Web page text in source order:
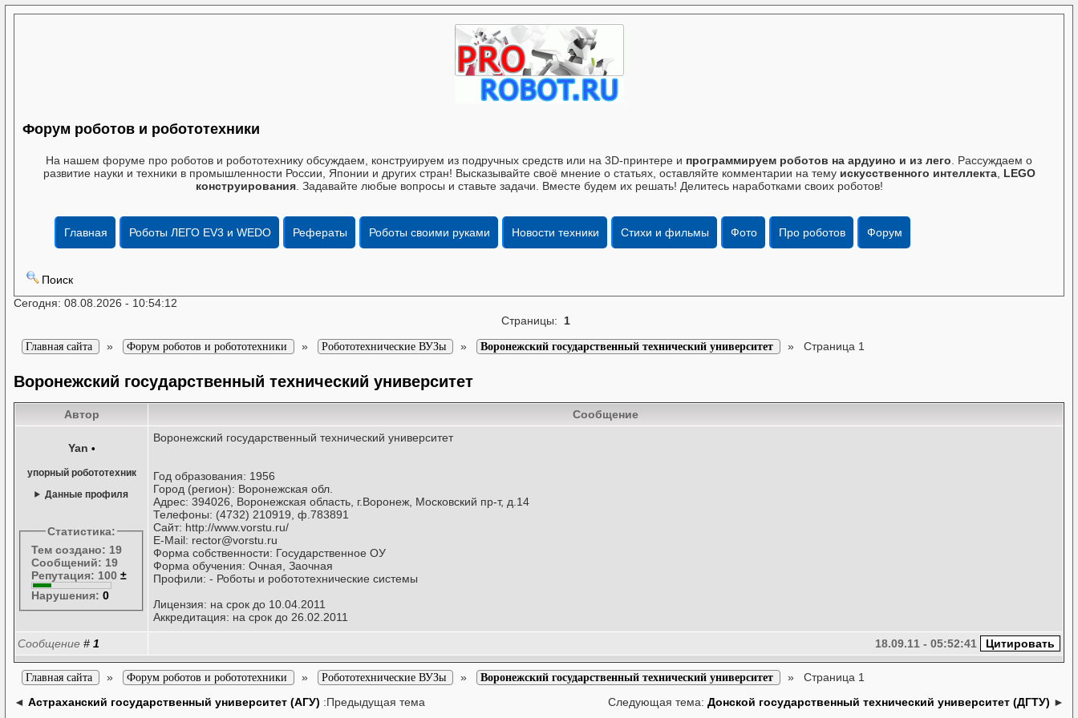
Форум роботов и робототехники
На нашем форуме про роботов и робототехнику обсуждаем, конструируем из подручных средств или на 3D-принтере и программируем роботов на ардуино и из лего . Рассуждаем о
развитие науки и техники в промышленности России, Японии и других стран! Высказывайте своё мнение о статьях, оставляйте комментарии на тему искусственного интеллекта, LEGO
конструирования. Задавайте любые вопросы и ставьте задачи. Вместе будем их решать! Делитесь наработками своих роботов!
Главная Роботы ЛЕГО EV3 и WEDO Рефераты Роботы своими руками Новости техники Стихи и фильмы Фото Про роботов Форум
Поиск
Сегодня: 08.08.2026 - 10:54:12
Страницы: 1
Главная сайта » Форум роботов и робототехники » Робототехнические ВУЗы » Воронежский государственный технический университет » Страница 1
Воронежский государственный технический университет
Автор Сообщение
Yan •
упорный робототехник
Данные профиля
Статистика:
Тем создано: 19
Сообщений: 19
Репутация: 100 ±
Нарушения: 0
Воронежский государственный технический университет
Год образования: 1956
Город (регион): Воронежская обл.
Адрес: 394026, Воронежская область, г.Воронеж, Московский пр-т, д.14
Телефоны: (4732) 210919, ф.783891
Сайт: http://www.vorstu.ru/
E-Mail: rector@vorstu.ru
Форма собственности: Государственное ОУ
Форма обучения: Очная, Заочная
Профили: - Роботы и робототехнические системы
Лицензия: на срок до 10.04.2011
Аккредитация: на срок до 26.02.2011
Сообщение # 1 18.09.11 - 05:52:41
Главная сайта » Форум роботов и робототехники » Робототехнические ВУЗы » Воронежский государственный технический университет » Страница 1
◄ Астраханский государственный университет (АГУ) :Предыдущая тема Следующая тема: Донской государственный технический университет (ДГТУ) ►